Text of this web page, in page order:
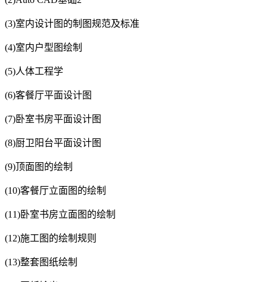
(3)室内设计图的制图规范及标准
(4)室内户型图绘制
(5)人体工程学
(6)客餐厅平面设计图
(7)卧室书房平面设计图
(8)厨卫阳台平面设计图
(9)顶面图的绘制
(10)客餐厅立面图的绘制
(11)卧室书房立面图的绘制
(12)施工图的绘制规则
(13)整套图纸绘制